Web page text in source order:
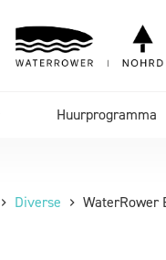
Huurprogramma
Diverse WaterRower